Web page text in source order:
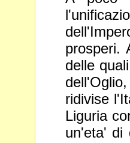
prosperi.
delle
ridivise
Liguria
un'eta' di